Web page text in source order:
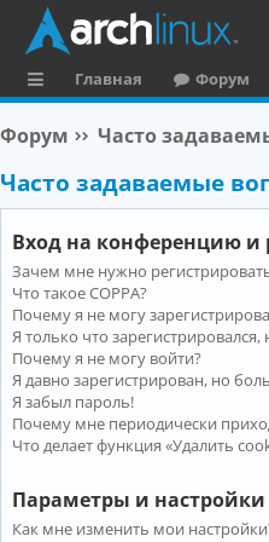
ы
л
Главная Форум
Форум Часто
Часто задаваемые
Вход на конференцию и
Зачем мне нужно
Что такое COPPA?
Почему я не могу
Я только что
Почему я не могу войти?
Я давно зарегистрирован, но
Я забыл пароль!
Почему мне периодически
Что делает функция «Удалить
Параметры и настройки
Как мне изменить мои